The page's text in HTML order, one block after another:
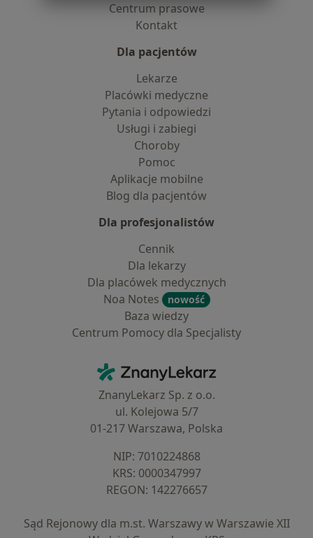
Centrum prasowe
Kontakt
Dla pacjentów
Lekarze
Placówki medyczne
Pytania i odpowiedzi
Usługi i zabiegi
Choroby
Pomoc
Aplikacje mobilne
Blog dla pacjentów
Dla profesjonalistów
Cennik
Dla lekarzy
Dla placówek medycznych
Noa Notes
nowość
Baza wiedzy
Centrum Pomocy dla Specjalisty
ZnanyLekarz - Strona główna
ZnanyLekarz Sp. z o.o.
ul. Kolejowa 5/7
01-217 Warszawa, Polska
NIP: ⁠7010224868
KRS: ⁠0000347997
REGON: ⁠142276657
Sąd Rejonowy dla m.st. Warszawy w Warszawie XII